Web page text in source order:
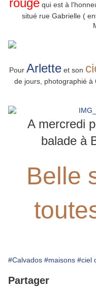
rouge qui est à
situé rue Gabrielle (
Pour Arletteet son
de jours, photographié à
A mercredi
balade à
Belle
#Calvados #maisons #ciel
Partager